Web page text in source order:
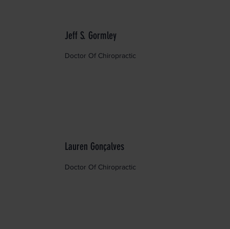
Jeff S. Gormley
Doctor Of Chiropractic
Lauren Gonçalves
Doctor Of Chiropractic